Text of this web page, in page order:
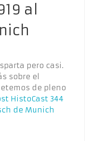
al
pero casi.
sobre el
de pleno
HistoCast 344
de Munich